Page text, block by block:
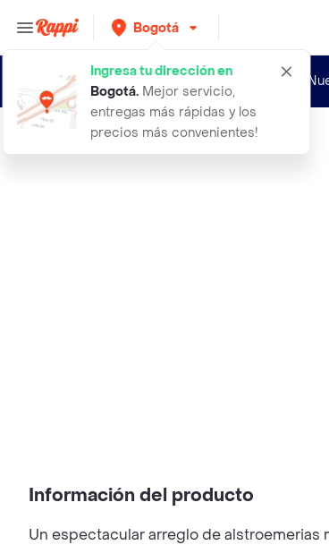
Bogotá
Ingresa tu dirección en
Bogotá. Mejor servicio,
entregas más rápidas y los
precios más convenientes!
alegria en flor
Información del producto
Un espectacular arreglo de alstroemerias